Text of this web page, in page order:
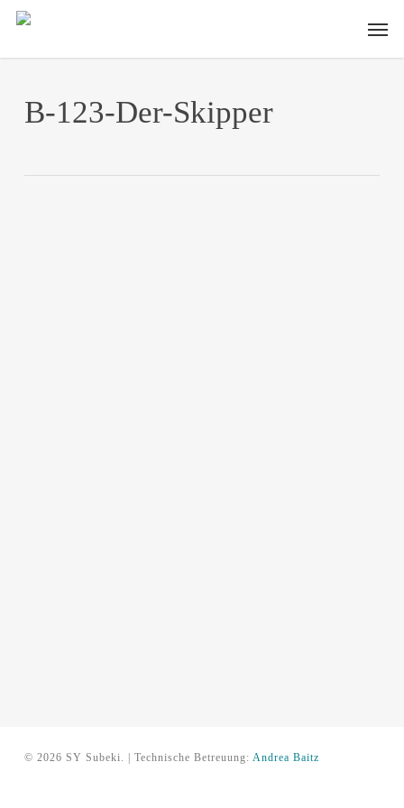
Skip
main
B-123-Der-Skipper
© 2026 SY Subeki. | Technische Betreuung: Andrea Baitz